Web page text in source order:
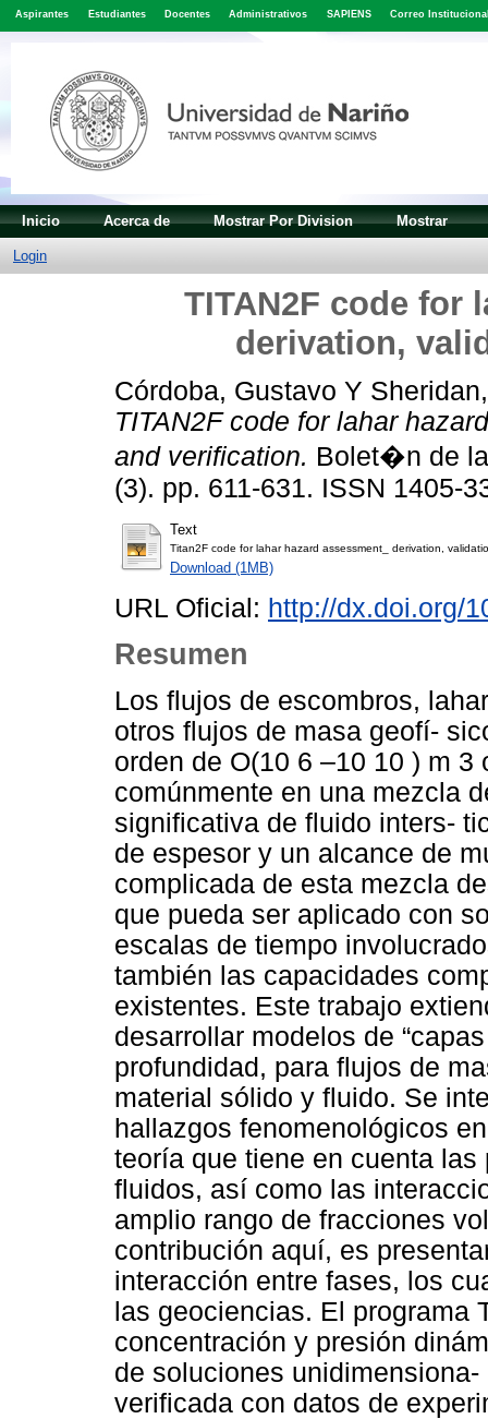
Aspirantes Estudiantes Docentes Administrativos SAPIENS Correo
Inicio Acerca de Mostrar Por Division Mostrar
Login
TITAN2F code for
derivation,
Córdoba, Gustavo Y
TITAN2F code for lahar
and verification. Bolet�n de
(3). pp. 611-631. ISSN 1405-
Text
Titan2F code for lahar hazard assessment_ derivation,
Download (1MB)
URL Oficial: http://dx.doi.org/
Resumen
Los flujos de escombros,
otros flujos de masa geofí-
orden de O(10 6 –10 10 ) m
comúnmente en una mezcla
significativa de fluido inters-
de espesor y un alcance de
complicada de esta mezcla
que pueda ser aplicado con
escalas de tiempo
también las capacidades
existentes. Este trabajo
desarrollar modelos de
profundidad, para flujos de
material sólido y fluido. Se
hallazgos fenomenológicos
teoría que tiene en cuenta
fluidos, así como las
amplio rango de fracciones
contribución aquí, es
interacción entre fases, los
las geociencias. El programa
concentración y presión
de soluciones
verificada con datos de